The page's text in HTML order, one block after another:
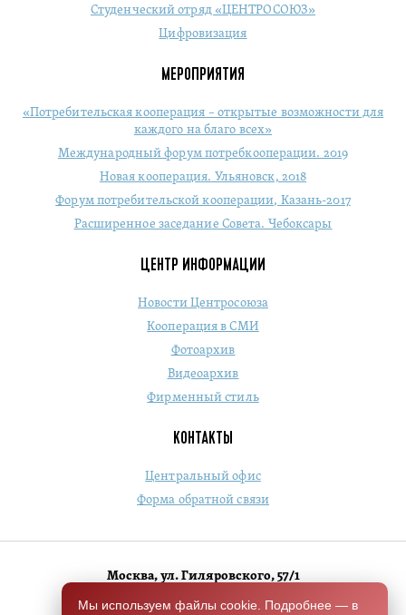
Студенческий отряд «ЦЕНТРОСОЮЗ»
Цифровизация
МЕРОПРИЯТИЯ
«Потребительская кооперация – открытые возможности для
каждого на благо всех»
Международный форум потребкооперации. 2019
Новая кооперация. Ульяновск, 2018
Форум потребительской кооперации, Казань-2017
Расширенное заседание Совета. Чебоксары
ЦЕНТР ИНФОРМАЦИИ
Новости Центросоюза
Кооперация в СМИ
Фотоархив
Видеоархив
Фирменный стиль
КОНТАКТЫ
Центральный офис
Форма обратной связи
Москва, ул. Гиляровского, 57/1
+7 (495) 684-1803
Мы используем файлы cookie. Подробнее — в